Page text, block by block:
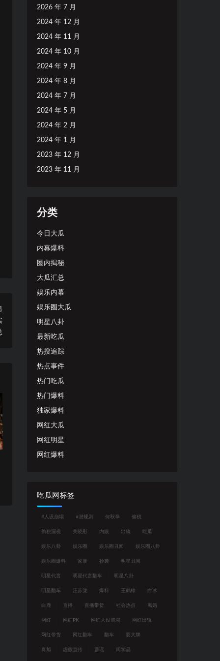
2026 年 7 月
2024 年 12 月
2024 年 11 月
2024 年 10 月
2024 年 9 月
2024 年 8 月
2024 年 7 月
2024 年 5 月
2024 年 2 月
2024 年 1 月
2023 年 12 月
2023 年 11 月
分类
今日大瓜
内幕爆料
圈内揭秘
大瓜汇总
娱乐内幕
娱乐圈大瓜
明星八卦
最新吃瓜
热搜追踪
热点事件
热门吃瓜
热门爆料
独家爆料
网红大瓜
网红明星
网红爆料
吃瓜网标签
#人设崩塌 #潜规则 何秋亊 偷税
偷税漏税 关晓彤 内娱 出轨 吃瓜
娱乐八卦 娱乐圈 娱乐圈丑闻 娱乐圈八卦
娱乐圈爆料 家暴 抄袭 明星丑闻
明星代言 明星代言翻车 明星八卦
明星翻车 汪苏泷 爆料 王鹤棣 白冰
白鹿 直播 直播带货 社会热点 离婚
网红 网红PK 网红人设崩塌 网红出轨
网红带货 网红翻车 翻车 耍大牌
肖旭 虚假宣传 辟谣 闫学晶